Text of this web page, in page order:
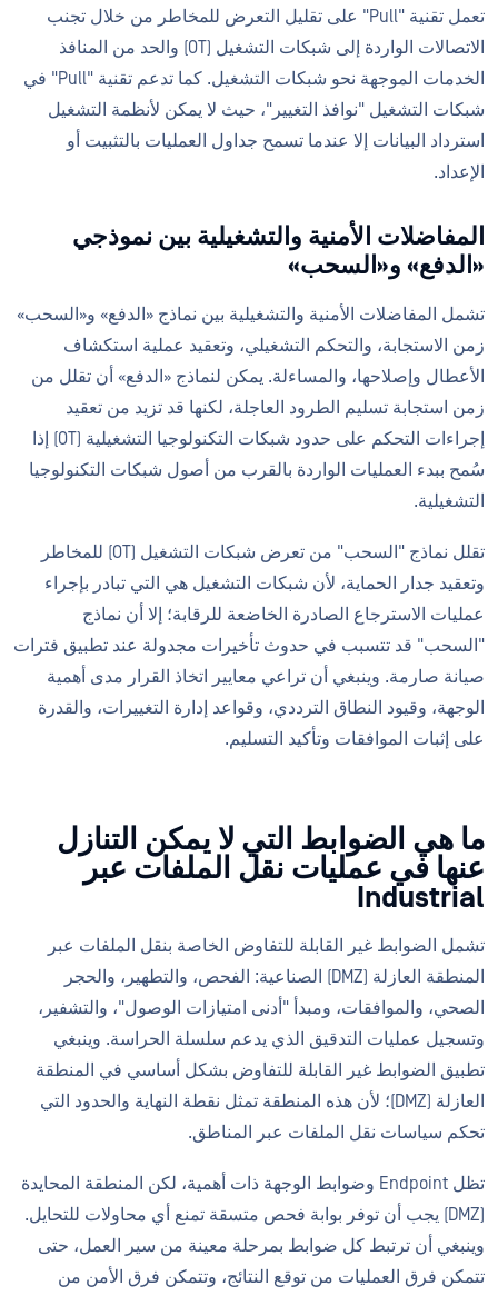
تعمل تقنية "Pull" على تقليل التعرض للمخاطر من خلال تجنب
الاتصالات الواردة إلى شبكات التشغيل (OT) والحد من المنافذ
الخدمات الموجهة نحو شبكات التشغيل. كما تدعم تقنية "Pull" في
شبكات التشغيل "نوافذ التغيير"، حيث لا يمكن لأنظمة التشغيل
استرداد البيانات إلا عندما تسمح جداول العمليات بالتثبيت أو
الإعداد.
المفاضلات الأمنية والتشغيلية بين نموذجي
«الدفع» و«السحب»
تشمل المفاضلات الأمنية والتشغيلية بين نماذج «الدفع» و«السحب»
زمن الاستجابة، والتحكم التشغيلي، وتعقيد عملية استكشاف
الأعطال وإصلاحها، والمساءلة. يمكن لنماذج «الدفع» أن تقلل من
زمن استجابة تسليم الطرود العاجلة، لكنها قد تزيد من تعقيد
إجراءات التحكم على حدود شبكات التكنولوجيا التشغيلية (OT) إذا
سُمح ببدء العمليات الواردة بالقرب من أصول شبكات التكنولوجيا
التشغيلية.
تقلل نماذج "السحب" من تعرض شبكات التشغيل (OT) للمخاطر
وتعقيد جدار الحماية، لأن شبكات التشغيل هي التي تبادر بإجراء
عمليات الاسترجاع الصادرة الخاضعة للرقابة؛ إلا أن نماذج
"السحب" قد تتسبب في حدوث تأخيرات مجدولة عند تطبيق فترات
صيانة صارمة. وينبغي أن تراعي معايير اتخاذ القرار مدى أهمية
الوجهة، وقيود النطاق الترددي، وقواعد إدارة التغييرات، والقدرة
على إثبات الموافقات وتأكيد التسليم.
ما هي الضوابط التي لا يمكن التنازل
عنها في عمليات نقل الملفات عبر
Industrial
تشمل الضوابط غير القابلة للتفاوض الخاصة بنقل الملفات عبر
المنطقة العازلة (DMZ) الصناعية: الفحص، والتطهير، والحجر
الصحي، والموافقات، ومبدأ "أدنى امتيازات الوصول"، والتشفير،
وتسجيل عمليات التدقيق الذي يدعم سلسلة الحراسة. وينبغي
تطبيق الضوابط غير القابلة للتفاوض بشكل أساسي في المنطقة
العازلة (DMZ)؛ لأن هذه المنطقة تمثل نقطة النهاية والحدود التي
تحكم سياسات نقل الملفات عبر المناطق.
تظل Endpoint وضوابط الوجهة ذات أهمية، لكن المنطقة المحايدة
(DMZ) يجب أن توفر بوابة فحص متسقة تمنع أي محاولات للتحايل.
وينبغي أن ترتبط كل ضوابط بمرحلة معينة من سير العمل، حتى
تتمكن فرق العمليات من توقع النتائج، وتتمكن فرق الأمن من